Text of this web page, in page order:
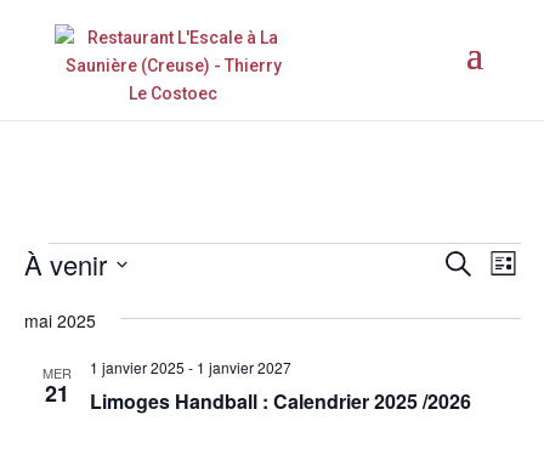
Évènements
vues
Recherche
de
Liste
À venir
une
mai 2025
MER
21 Limoges Handball : Calendrier 2025 /2026
1 janvier 2025 - 1 janvier 2027